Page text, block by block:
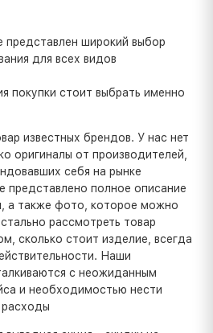
представлен широкий выбор
для всех видов
покупки стоит выбрать именно
известных брендов. У нас нет
оригиналы от производителей,
себя на рынке
представлено полное описание
а также фото, которое можно
рассмотреть товар
сколько стоит изделие, всегда
Наши
с неожиданным
и необходимостью нести